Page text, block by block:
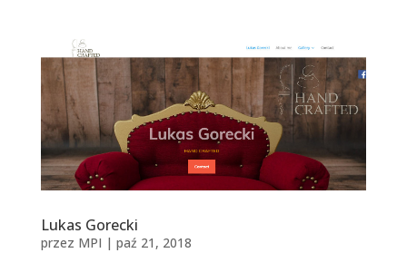
Lukas Gorecki
przez MPI | paź 21, 2018